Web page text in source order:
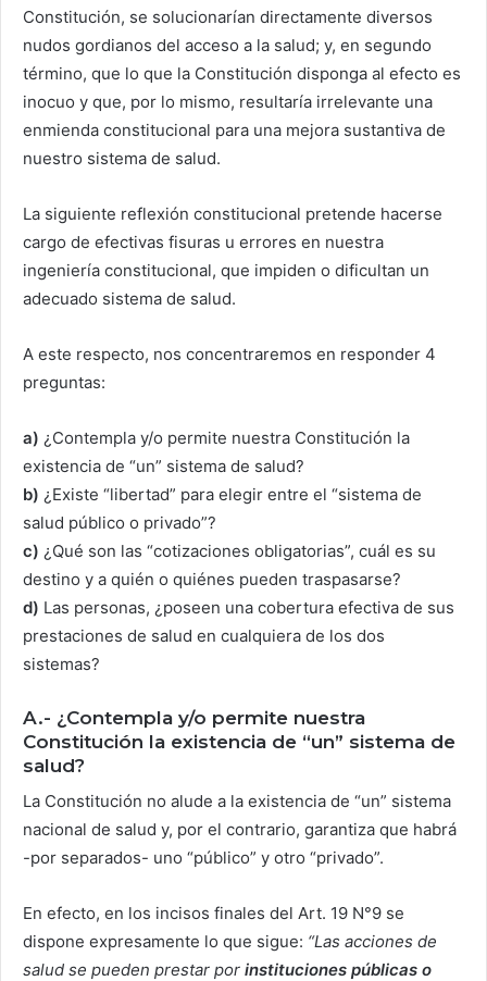
Constitución, se solucionarían directamente diversos
nudos gordianos del acceso a la salud; y, en segundo
término, que lo que la Constitución disponga al efecto es
inocuo y que, por lo mismo, resultaría irrelevante una
enmienda constitucional para una mejora sustantiva de
nuestro sistema de salud.
La siguiente reflexión constitucional pretende hacerse
cargo de efectivas fisuras u errores en nuestra
ingeniería constitucional, que impiden o dificultan un
adecuado sistema de salud.
A este respecto, nos concentraremos en responder 4
preguntas:
a) ¿Contempla y/o permite nuestra Constitución la
existencia de “un” sistema de salud?
b) ¿Existe “libertad” para elegir entre el “sistema de
salud público o privado”?
c) ¿Qué son las “cotizaciones obligatorias”, cuál es su
destino y a quién o quiénes pueden traspasarse?
d) Las personas, ¿poseen una cobertura efectiva de sus
prestaciones de salud en cualquiera de los dos
sistemas?
A.- ¿Contempla y/o permite nuestra
Constitución la existencia de “un” sistema de
salud?
La Constitución no alude a la existencia de “un” sistema
nacional de salud y, por el contrario, garantiza que habrá
-por separados- uno “público” y otro “privado”.
En efecto, en los incisos finales del Art. 19 N°9 se
dispone expresamente lo que sigue: “Las acciones de
salud se pueden prestar por instituciones públicas o